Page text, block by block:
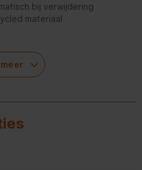
bij verwijdering
materiaal
De automatische sluiting